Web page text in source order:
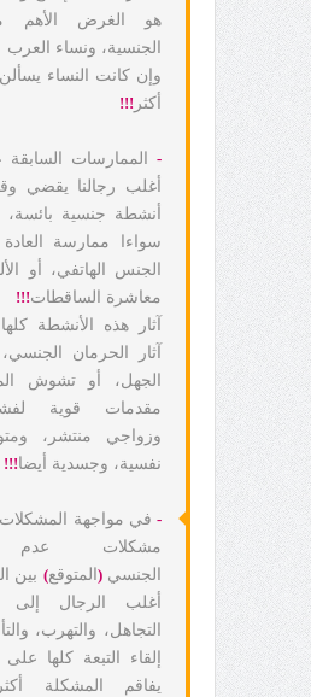
هو الغرض الأهم
الجنسية، ونساء
وإن كانت النساء
أكثر !!!
- الممارسات السابقة
أغلب رجالنا يقضي
أنشطة جنسية بائسة،
سواءا ممارسة
الجنس الهاتفي، أو
معاشرة الساقطات!!!
آثار هذه الأنشطة
آثار الحرمان
الجهل، أو تشوش
مقدمات قوية
وزواجي منتشر،
نفسية، وجسدية أيضا !!!
- في مواجهة
مشكلات عدم
الجنسي( المتوقع) بين
أغلب الرجال إلى
التجاهل، والتهرب،
إلقاء التبعة كلها
يفاقم المشكلة